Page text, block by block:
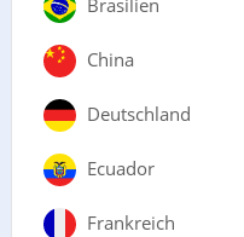
China
Deutschland
Ecuador
Frankreich